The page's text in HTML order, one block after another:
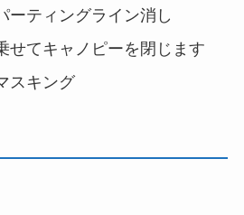
ーティングライン消し
せてキャノピーを閉じます
スキング